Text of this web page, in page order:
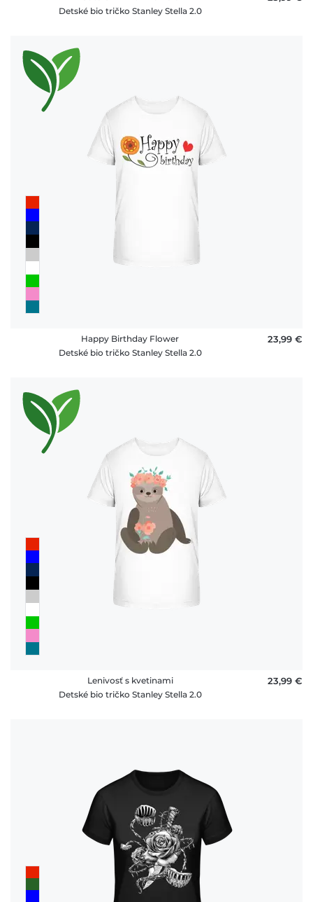
Detské bio tričko Stanley Stella 2.0
Happy Birthday Flower
Detské bio tričko Stanley Stella 2.0
23,99 €
Lenivosť s kvetinami
Detské bio tričko Stanley Stella 2.0
23,99 €